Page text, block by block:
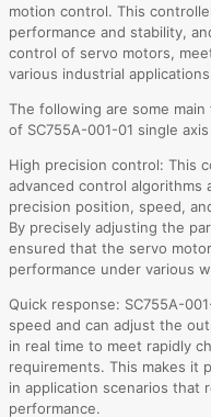
motion control. This
performance and stability,
control of servo motors,
various industrial
The following are some
of SC755A-001-01 single
High precision control: This
advanced control algorithms
precision position, speed,
By precisely adjusting the
ensured that the servo
performance under various
Quick response: SC755A-
speed and can adjust the
in real time to meet rapidly
requirements. This makes it
in application scenarios that
performance.